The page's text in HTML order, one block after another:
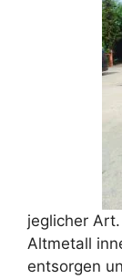
jeglicher
Altmetall
entsorgen